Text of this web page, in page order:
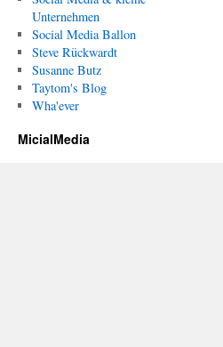
Unternehmen
Social Media Ballon
Steve Rückwardt
Susanne Butz
Taytom's Blog
Wha'ever
MicialMedia